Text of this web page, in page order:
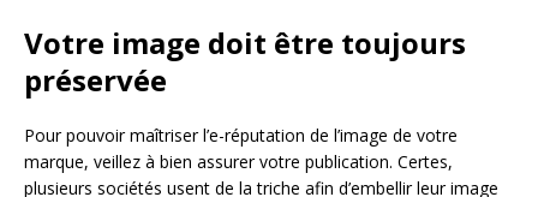
Votre image doit être toujours
préservée
Pour pouvoir maîtriser l’e-réputation de l’image de votre
marque, veillez à bien assurer votre publication. Certes,
plusieurs sociétés usent de la triche afin d’embellir leur image